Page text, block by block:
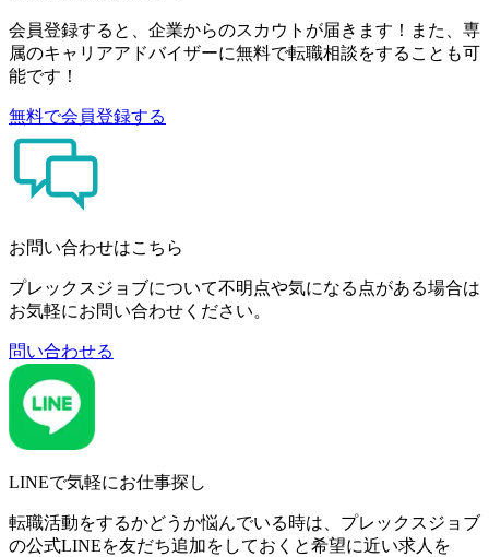
会員登録すると、企業からのスカウトが届きます！また、専
属のキャリアアドバイザーに無料で転職相談をすることも可
能です！
無料で会員登録する
お問い合わせはこちら
プレックスジョブについて不明点や気になる点がある場合は
お気軽にお問い合わせください。
問い合わせる
LINEで気軽にお仕事探し
転職活動をするかどうか悩んでいる時は、プレックスジョブ
の公式LINEを友だち追加をしておくと希望に近い求人を